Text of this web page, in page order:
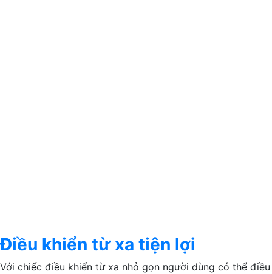
Điều khiển từ xa tiện lợi
Với chiếc điều khiển từ xa nhỏ gọn người dùng có thể điều